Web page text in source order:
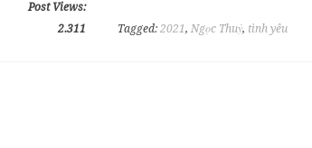
Post Views:
2.311
Tagged: 2021, Ngọc Thuỷ, tình yêu